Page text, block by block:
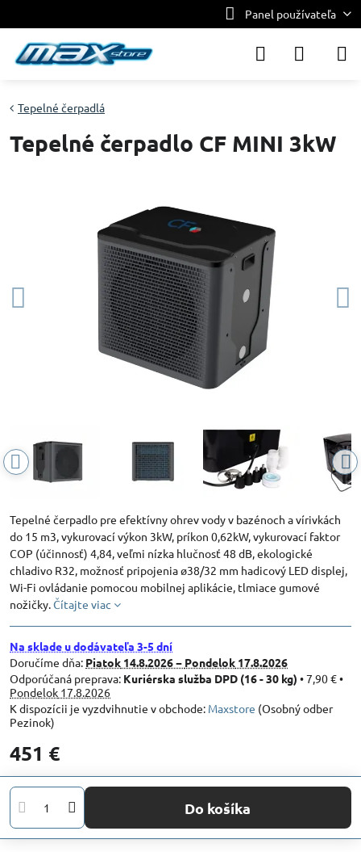
Panel používateľa
Tepelné čerpadlá
Tepelné čerpadlo CF MINI 3kW
Tepelné čerpadlo pre efektívny ohrev vody v bazénoch a vírivkách
do 15 m3, vykurovací výkon 3kW, príkon 0,62kW, vykurovací faktor
COP (účinnosť) 4,84, veľmi nízka hlučnosť 48 dB, ekologické
chladivo R32, možnosť pripojenia ø38/32 mm hadicový LED displej,
Wi-Fi ovládanie pomocou mobilnej aplikácie, tlmiace gumové
nožičky.Čítajte viac
Na sklade u dodávateľa 3-5 dní
Doručíme dňa: Piatok 14.8.2026 − Pondelok 17.8.2026
Kuriérska služba DPD (16 - 30 kg) •7,90 €•
Pondelok 17.8.2026
Maxstore (Osobný odber
Pezinok)
451 €
Do košíka